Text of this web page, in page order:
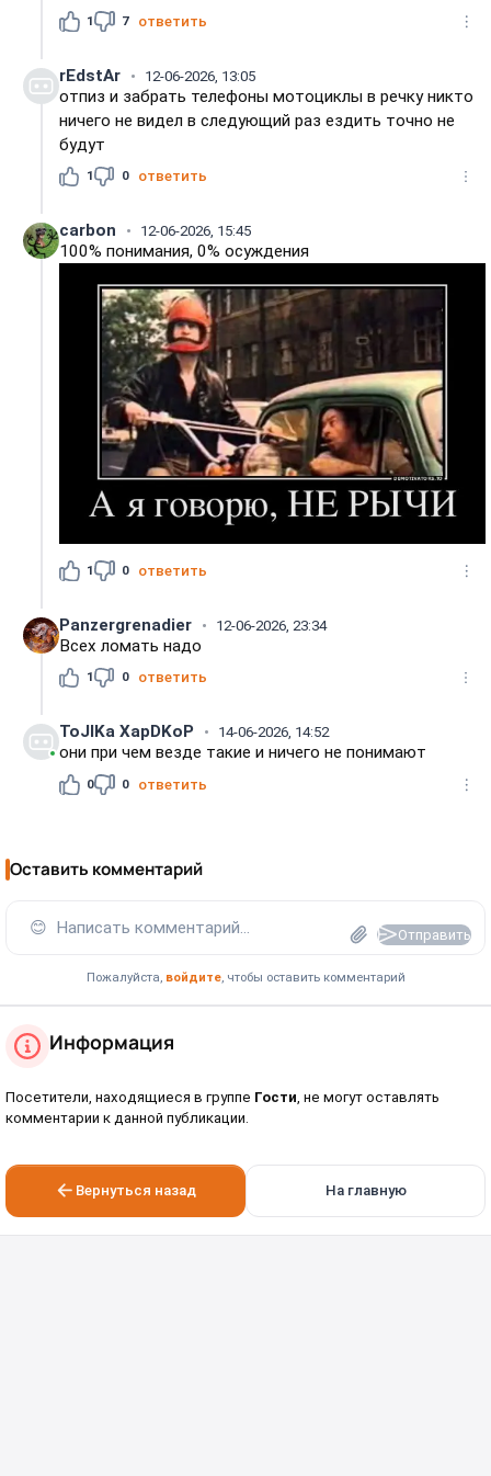
1 7 ответить
rEdstAr 12-06-2026, 13:05
отпиз и забрать телефоны мотоциклы в речку никто
ничего не видел в следующий раз ездить точно не
будут
1 0 ответить
carbon 12-06-2026, 15:45
100% понимания, 0% осуждения
1 0 ответить
Panzergrenadier 12-06-2026, 23:34
Всех ломать надо
1 0 ответить
ToJIKa XapDKoP 14-06-2026, 14:52
они при чем везде такие и ничего не понимают
0 0 ответить
Оставить комментарий
😊 Написать комментарий... Отправить
Пожалуйста, войдите, чтобы оставить комментарий
Информация
Посетители, находящиеся в группе Гости , не могут оставлять
комментарии к данной публикации.
Вернуться назад На главную